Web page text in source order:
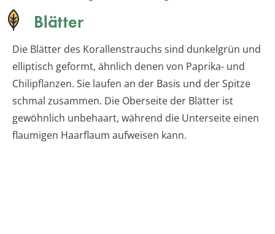
Blätter
Die Blätter des Korallenstrauchs sind dunkelgrün und
elliptisch geformt, ähnlich denen von Paprika- und
Chilipflanzen. Sie laufen an der Basis und der Spitze
schmal zusammen. Die Oberseite der Blätter ist
gewöhnlich unbehaart, während die Unterseite einen
flaumigen Haarflaum aufweisen kann.